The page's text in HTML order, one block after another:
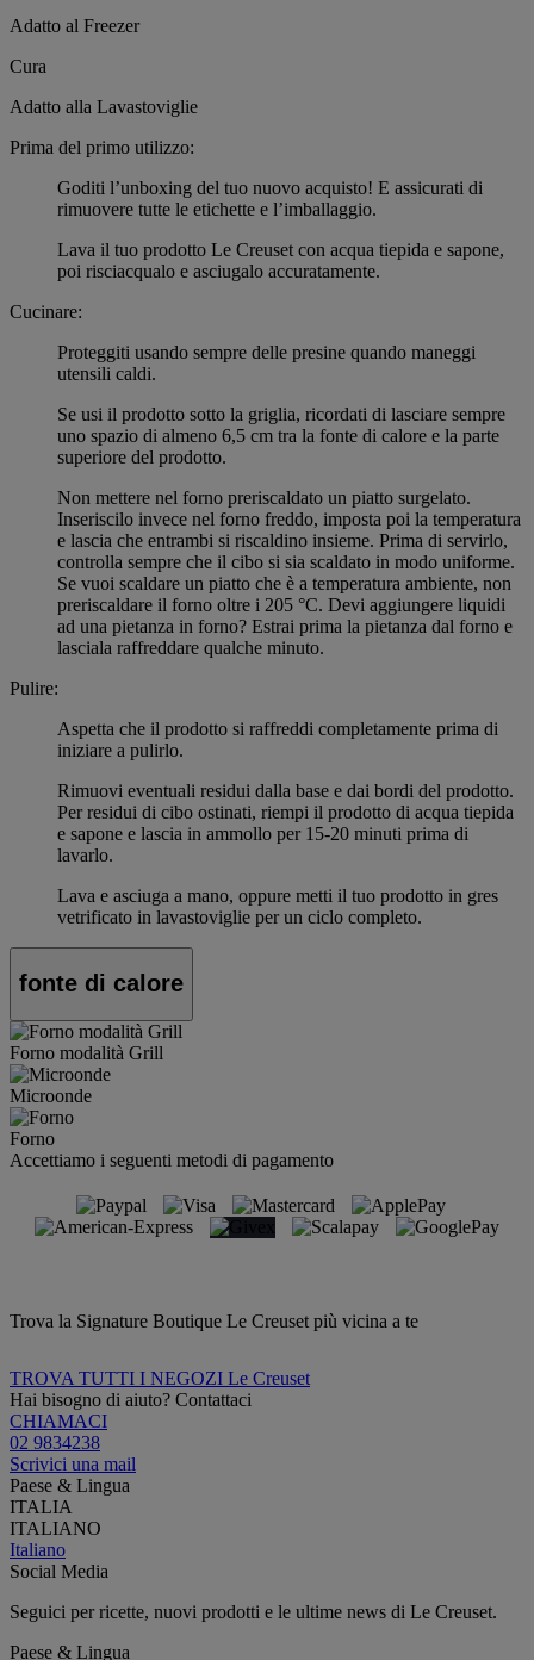
Adatto al Freezer
Cura
Adatto alla Lavastoviglie
Prima del primo utilizzo:
Goditi l’unboxing del tuo nuovo acquisto! E assicurati di
rimuovere tutte le etichette e l’imballaggio.
Lava il tuo prodotto Le Creuset con acqua tiepida e sapone,
poi risciacqualo e asciugalo accuratamente.
Cucinare:
Proteggiti usando sempre delle presine quando maneggi
utensili caldi.
Se usi il prodotto sotto la griglia, ricordati di lasciare sempre
uno spazio di almeno 6,5 cm tra la fonte di calore e la parte
superiore del prodotto.
Non mettere nel forno preriscaldato un piatto surgelato.
Inseriscilo invece nel forno freddo, imposta poi la temperatura
e lascia che entrambi si riscaldino insieme. Prima di servirlo,
controlla sempre che il cibo si sia scaldato in modo uniforme.
Se vuoi scaldare un piatto che è a temperatura ambiente, non
preriscaldare il forno oltre i 205 °C. Devi aggiungere liquidi
ad una pietanza in forno? Estrai prima la pietanza dal forno e
lasciala raffreddare qualche minuto.
Pulire:
Aspetta che il prodotto si raffreddi completamente prima di
iniziare a pulirlo.
Rimuovi eventuali residui dalla base e dai bordi del prodotto.
Per residui di cibo ostinati, riempi il prodotto di acqua tiepida
e sapone e lascia in ammollo per 15-20 minuti prima di
lavarlo.
Lava e asciuga a mano, oppure metti il tuo prodotto in gres
vetrificato in lavastoviglie per un ciclo completo.
fonte di calore
Forno modalità Grill
Microonde
Forno
Accettiamo i seguenti metodi di pagamento
Trova la Signature Boutique Le Creuset più vicina a te
TROVA TUTTI I NEGOZI Le Creuset
Hai bisogno di aiuto? Contattaci
CHIAMACI
02 9834238
Scrivici una mail
Paese & Lingua
ITALIA
ITALIANO
Italiano
Social Media
Seguici per ricette, nuovi prodotti e le ultime news di Le Creuset.
Paese & Lingua